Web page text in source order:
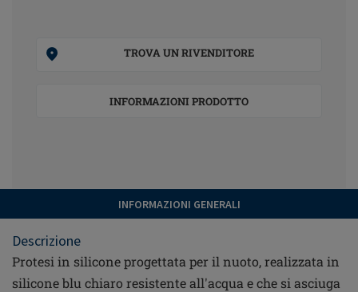
TROVA UN RIVENDITORE
INFORMAZIONI PRODOTTO
INFORMAZIONI GENERALI
Descrizione
Protesi in silicone progettata per il nuoto, realizzata in
silicone blu chiaro resistente all'acqua e che si asciuga